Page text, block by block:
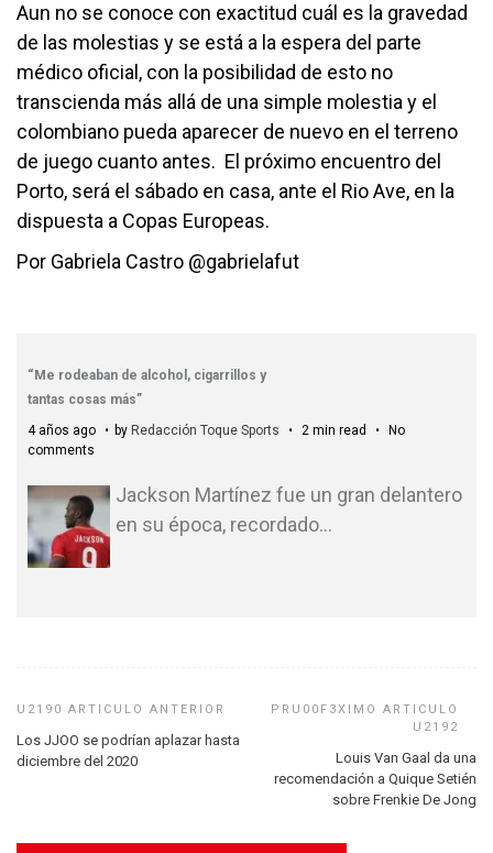
Aun no se conoce con exactitud cuál es la gravedad
de las molestias y se está a la espera del parte
médico oficial, con la posibilidad de esto no
transcienda más allá de una simple molestia y el
colombiano pueda aparecer de nuevo en el terreno
de juego cuanto antes. El próximo encuentro del
Porto, será el sábado en casa, ante el Rio Ave, en la
dispuesta a Copas Europeas.
Por Gabriela Castro @gabrielafut
“Me rodeaban de alcohol, cigarrillos y
tantas cosas más”
4 años ago
by Redacción Toque Sports 2 min read
No
comments
Jackson Martínez fue un gran delantero
en su época, recordado…
Los JJOO se podrían aplazar hasta
diciembre del 2020
Louis Van Gaal da una
recomendación a Quique Setién
sobre Frenkie De Jong